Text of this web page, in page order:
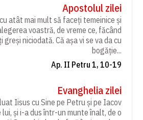
Apostolul zilei
atât mai mult să faceți temeinice și
voastră, de vreme ce, făcând
greși niciodată. Că așa vi se va da cu
bogăție...
Ap. II Petru 1, 10-19
Evanghelia zilei
Iisus cu Sine pe Petru și pe Iacov
și i-a dus într-un munte înalt, de o